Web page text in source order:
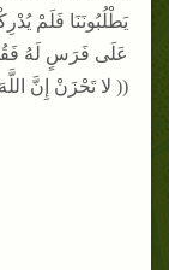
يَطْلُبُونَنَا فَلَمْ
عَلَى فَرَسٍ لَهُ
(( لا تَحْزَنْ إِنَّ